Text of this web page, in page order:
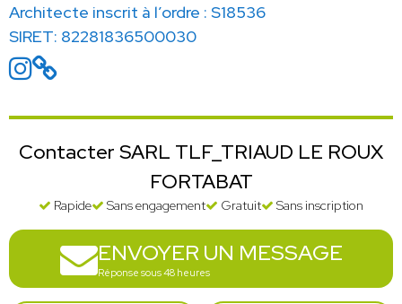
Architecte inscrit à l’ordre : S18536
SIRET: 82281836500030
Contacter SARL TLF_TRIAUD LE ROUX
FORTABAT
Rapide Sans engagement Gratuit Sans inscription
ENVOYER UN MESSAGE
Réponse sous 48 heures